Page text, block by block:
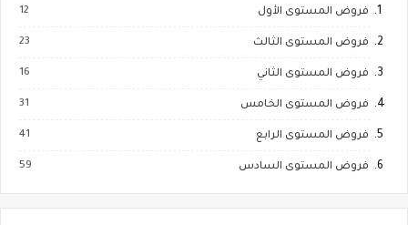
فروض المستوى الأول 12
فروض المستوى الثالث 23
فروض المستوى الثاني 16
فروض المستوى الخامس 31
فروض المستوى الرابع 41
فروض المستوى السادس 59